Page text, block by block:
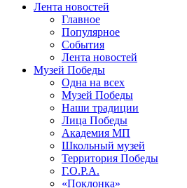
Лента новостей
Главное
Популярное
События
Лента новостей
Музей Победы
Одна на всех
Музей Победы
Наши традиции
Лица Победы
Академия МП
Школьный музей
Территория Победы
Г.О.Р.А.
«Поклонка»